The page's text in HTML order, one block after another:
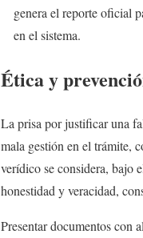
genera el reporte oficial
en el sistema.
Ética y
La prisa por justificar una
mala gestión en el trámite,
verídico se considera, bajo
honestidad y veracidad,
Presentar documentos con